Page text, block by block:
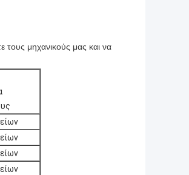
τους μηχανικούς μας και να